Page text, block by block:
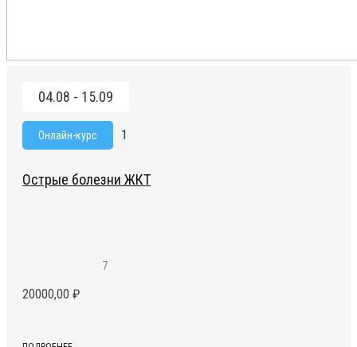
04.08 - 15.09
Онлайн-курс 1
7
Острые болезни ЖКТ
20000,00 ₽